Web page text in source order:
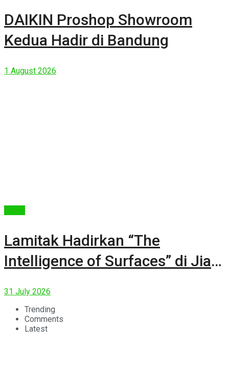
DAIKIN Proshop Showroom
Kedua Hadir di Bandung
1 August 2026
Lamitak Hadirkan “The
Intelligence of Surfaces” di Jia
31 July 2026
Trending
Comments
Latest